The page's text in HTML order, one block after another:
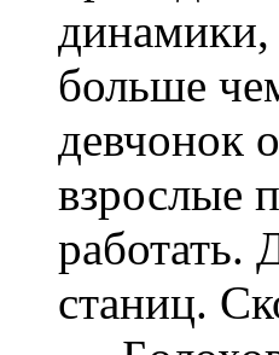
динамики,
больше
девчонок
взрослые
работать.
станиц.